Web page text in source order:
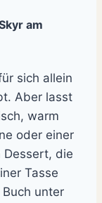
am
sich allein
Aber lasst
warm
oder einer
Dessert, die
Tasse
unter